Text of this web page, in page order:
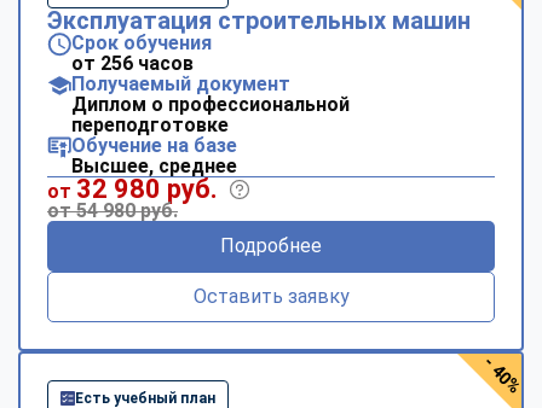
Эксплуатация строительных машин
Срок обучения
от 256 часов
Получаемый документ
Диплом о профессиональной
переподготовке
Обучение на базе
Высшее, среднее
от 32 980 руб.
от 54 980 руб.
Подробнее
Оставить заявку
Есть учебный план
- 40%